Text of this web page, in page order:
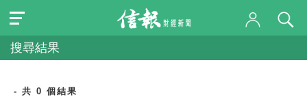
搜尋結果
- 共 0 個結果